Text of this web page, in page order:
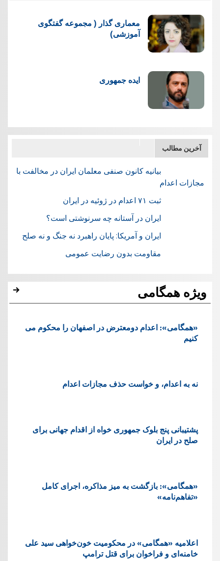
معماری گذار ( مجموعه گفتگوی
آموزشی)
ایده جمهوری
آخرین مطالب
بیانیه کانون صنفی معلمان ایران در مخالفت با
مجازات اعدام
ثبت ۷۱ اعدام در ژوئيه در ایران
ایران در آستانه چه سرنوشتی است؟
ایران و آمریکا: پایان راهبرد نه جنگ و نه صلح
مقاومت بدون رضایت عمومی
ویژه همگامی
«همگامی»: اعدام دومعترض در اصفهان را محکوم می
کنیم
نه به اعدام، و خواست حذف مجازات اعدام
پشتيبانی پنج بلوک جمهوری خواه از اقدام جهانی برای
صلح در ایران
«همگامی»: بازگشت به میز مذاکره، اجرای کامل
«تفاهم‌نامه»
اعلامیه «همگامی» در محکومیت خون‌خواهی سید علی
خامنه‌ای و فراخوان برای قتل ترامپ